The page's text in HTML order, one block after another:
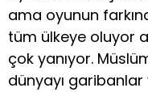
ama oyunun
tüm ülkeye oluyor
çok yanıyor.
dünyayı